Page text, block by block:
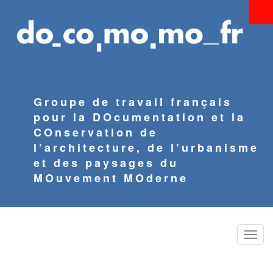
contenu
principal
Groupe de travail français
pour la DOcumentation et la
COnservation de
l’architecture, de l’urbanisme
et des paysages du
MOuvement MOderne
Toggle